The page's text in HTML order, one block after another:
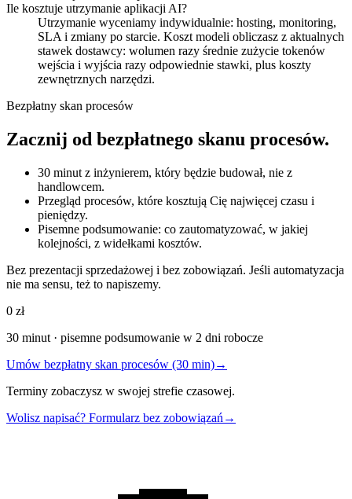
Ile kosztuje utrzymanie aplikacji AI?
Utrzymanie wyceniamy indywidualnie: hosting, monitoring,
SLA i zmiany po starcie. Koszt modeli obliczasz z aktualnych
stawek dostawcy: wolumen razy średnie zużycie tokenów
wejścia i wyjścia razy odpowiednie stawki, plus koszty
zewnętrznych narzędzi.
Bezpłatny skan procesów
Zacznij od bezpłatnego skanu procesów.
30 minut z inżynierem, który będzie budował, nie z
handlowcem.
Przegląd procesów, które kosztują Cię najwięcej czasu i
pieniędzy.
Pisemne podsumowanie: co zautomatyzować, w jakiej
kolejności, z widełkami kosztów.
Bez prezentacji sprzedażowej i bez zobowiązań. Jeśli automatyzacja
nie ma sensu, też to napiszemy.
0 zł
30 minut · pisemne podsumowanie w 2 dni robocze
Umów bezpłatny skan procesów (30 min)→
Terminy zobaczysz w swojej strefie czasowej.
Wolisz napisać? Formularz bez zobowiązań →